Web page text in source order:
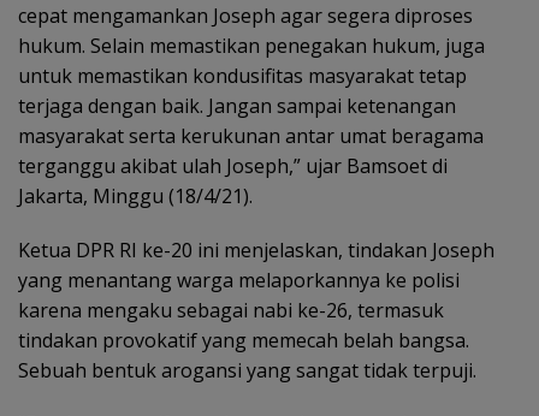
cepat mengamankan Joseph agar segera diproses
hukum. Selain memastikan penegakan hukum, juga
untuk memastikan kondusifitas masyarakat tetap
terjaga dengan baik. Jangan sampai ketenangan
masyarakat serta kerukunan antar umat beragama
terganggu akibat ulah Joseph,” ujar Bamsoet di
Jakarta, Minggu (18/4/21).
Ketua DPR RI ke-20 ini menjelaskan, tindakan Joseph
yang menantang warga melaporkannya ke polisi
karena mengaku sebagai nabi ke-26, termasuk
tindakan provokatif yang memecah belah bangsa.
Sebuah bentuk arogansi yang sangat tidak terpuji.